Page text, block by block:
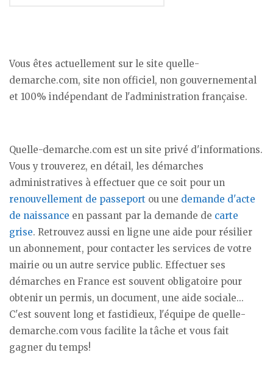
Vous êtes actuellement sur le site quelle-
demarche.com, site non officiel, non gouvernemental
et 100% indépendant de l'administration française.
Quelle-demarche.com est un site privé d'informations.
Vous y trouverez, en détail, les démarches
administratives à effectuer que ce soit pour un
renouvellement de passeport ou une demande d'acte
de naissance en passant par la demande de carte
grise. Retrouvez aussi en ligne une aide pour résilier
un abonnement, pour contacter les services de votre
mairie ou un autre service public. Effectuer ses
démarches en France est souvent obligatoire pour
obtenir un permis, un document, une aide sociale...
C'est souvent long et fastidieux, l'équipe de quelle-
demarche.com vous facilite la tâche et vous fait
gagner du temps!